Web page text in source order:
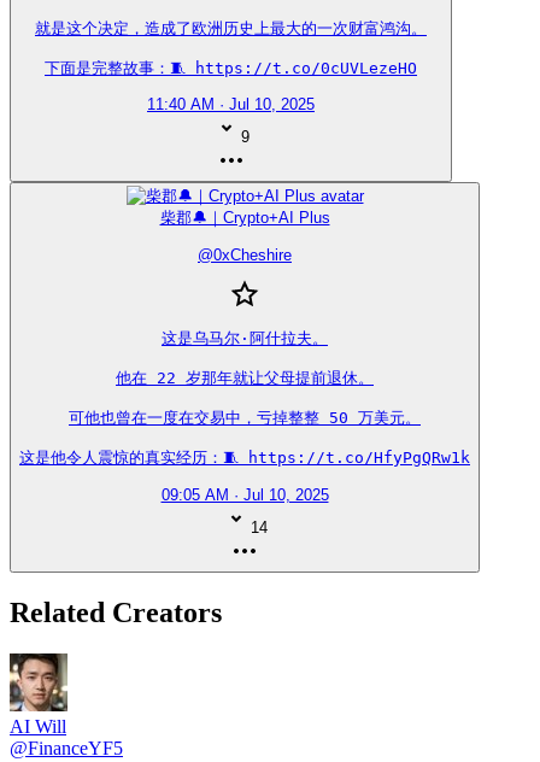
就是这个决定，造成了欧洲历史上最大的一次财富鸿沟。
下面是完整故事：🧵 https://t.co/0cUVLezeHO
11:40 AM · Jul 10, 2025
9
柴郡🔔｜Crypto+AI Plus
@0xCheshire
这是乌马尔·阿什拉夫。
他在 22 岁那年就让父母提前退休。
可他也曾在一度在交易中，亏掉整整 50 万美元。
这是他令人震惊的真实经历：🧵 https://t.co/HfyPgQRw1k
09:05 AM · Jul 10, 2025
14
Related Creators
AI Will
@FinanceYF5